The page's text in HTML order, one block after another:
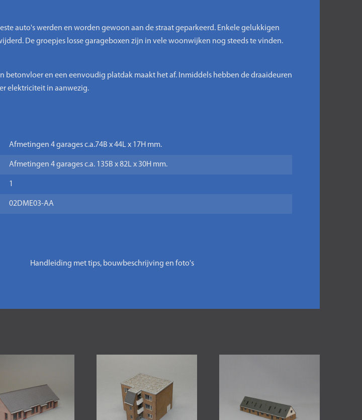
auto's werden en worden gewoon aan de straat geparkeerd. Enkele gelukkigen
De groepjes losse garageboxen zijn in vele woonwijken nog steeds te vinden.
en een eenvoudig platdak maakt het af. Inmiddels hebben de draaideuren
elektriciteit in aanwezig.
Afmetingen 4 garages c.a.74B x 44L x 17H mm.
Afmetingen 4 garages c.a. 135B x 82L x 30H mm.
1
02DME03-AA
Handleiding met tips, bouwbeschrijving en foto's